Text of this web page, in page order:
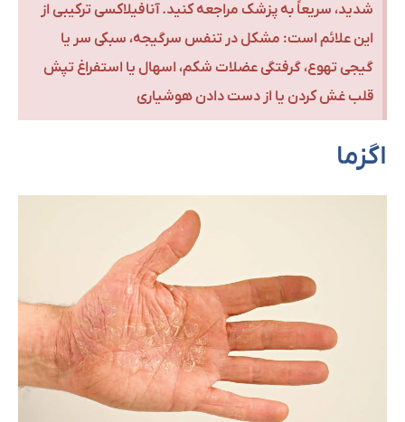
شدید، سریعاً به پزشک مراجعه کنید. آنافیلاکسی ترکیبی از
این علائم است: مشکل در تنفس سرگیجه، سبکی سر یا
گیجی تهوع، گرفتگی عضلات شکم، اسهال یا استفراغ تپش
قلب غش کردن یا از دست دادن هوشیاری
اگزما